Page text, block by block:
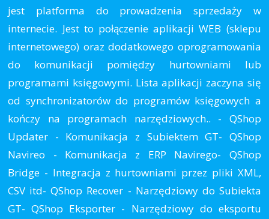
jest platforma do prowadzenia sprzedaży w
internecie. Jest to połączenie aplikacji WEB (sklepu
internetowego) oraz dodatkowego oprogramowania
do komunikacji pomiędzy hurtowniami lub
programami księgowymi. Lista aplikacji zaczyna się
od synchronizatorów do programów księgowych a
kończy na programach narzędziowych.. - QShop
Updater - Komunikacja z Subiektem GT- QShop
Navireo - Komunikacja z ERP Navirego- QShop
Bridge - Integracja z hurtowniami przez pliki XML,
CSV itd- QShop Recover - Narzędziowy do Subiekta
GT- QShop Eksporter - Narzędziowy do eksportu